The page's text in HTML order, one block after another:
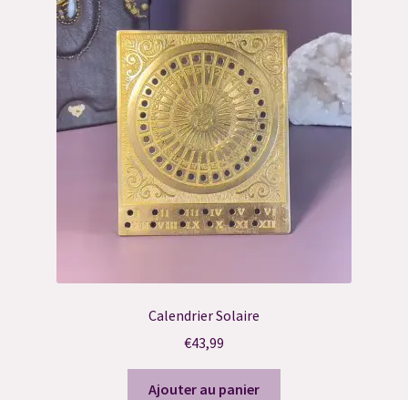
Calendrier Solaire
€43,99
Ajouter au panier